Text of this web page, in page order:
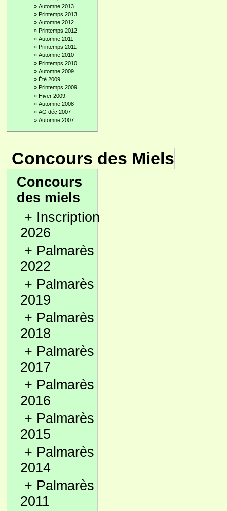
» Automne 2013
» Printemps 2013
» Automne 2012
» Printemps 2012
» Automne 2011
» Printemps 2011
» Automne 2010
» Printemps 2010
» Automne 2009
» Été 2009
» Printemps 2009
» Hiver 2009
» Automne 2008
» AG déc 2007
» Automne 2007
Concours des Miels
Concours
des miels
+ Inscription
2026
+ Palmarès
2022
+ Palmarès
2019
+ Palmarès
2018
+ Palmarès
2017
+ Palmarès
2016
+ Palmarès
2015
+ Palmarès
2014
+ Palmarès
2011